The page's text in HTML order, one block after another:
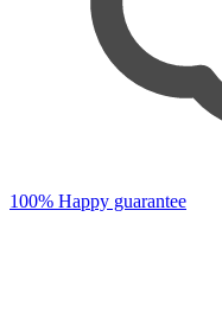
100% Happy guarantee